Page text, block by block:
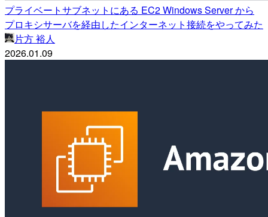
プライベートサブネットにある EC2 Windows Server から
プロキシサーバを経由したインターネット接続をやってみた
片方 裕人
2026.01.09